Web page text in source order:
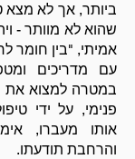
ביותר, אך לא מצא
שהוא לא מוותר -
אמיתי, "בין חומר
עם מדריכים
במטרה למצוא את
פנימי, על ידי
אותו מעברו,
והרחבת תודעתו.